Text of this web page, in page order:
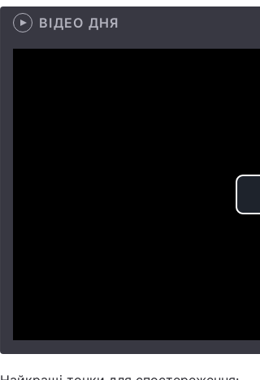
ВІДЕО ДНЯ